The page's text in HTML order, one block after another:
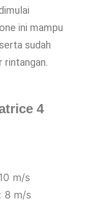
ini mampu
sudah
rintangan.
4
m/s
8 m/s